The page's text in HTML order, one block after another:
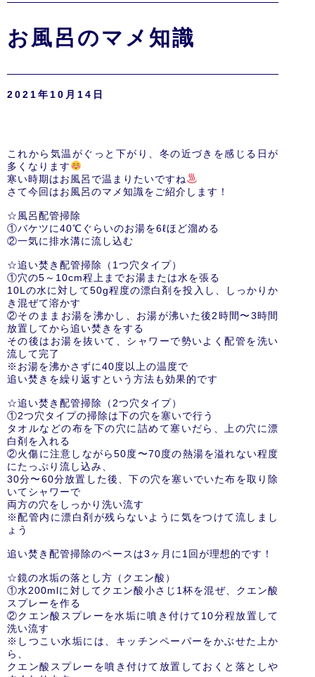
お風呂のマメ知識
2021年10月14日
これから気温がぐっと下がり、冬の近づきを感じる日が
多くなります
寒い時期はお風呂で温まりたいですね
さて今回はお風呂のマメ知識をご紹介します！
☆風呂配管掃除
①バケツに40℃ぐらいのお湯を6ℓほど溜める
②一気に排水溝に流し込む
☆追い焚き配管掃除（1つ穴タイプ）
①穴の5～10cm程上までお湯または水を張る
10Lの水に対して50g程度の漂白剤を投入し、しっかりか
き混ぜて溶かす
②そのままお湯を沸かし、お湯が沸いた後2時間〜3時間
放置してから追い焚きをする
その後はお湯を抜いて、シャワーで勢いよく配管を洗い
流して完了
※お湯を沸かさずに40度以上の温度で
追い焚きを繰り返すという方法も効果的です
☆追い焚き配管掃除（2つ穴タイプ）
①2つ穴タイプの掃除は下の穴を塞いで行う
タオルなどの布を下の穴に詰めて塞いだら、上の穴に漂
白剤を入れる
②火傷に注意しながら50度〜70度の熱湯を溢れない程度
にたっぷり流し込み、
30分〜60分放置した後、下の穴を塞いでいた布を取り除
いてシャワーで
両方の穴をしっかり洗い流す
※配管内に漂白剤が残らないように気をつけて流しまし
ょう
追い焚き配管掃除のペースは3ヶ月に1回が理想的です！
☆鏡の水垢の落とし方（クエン酸）
①水200mlに対してクエン酸小さじ1杯を混ぜ、クエン酸
スプレーを作る
②クエン酸スプレーを水垢に噴き付けて10分程放置して
洗い流す
※しつこい水垢には、キッチンペーパーをかぶせた上か
ら、
クエン酸スプレーを噴き付けて放置しておくと落としや